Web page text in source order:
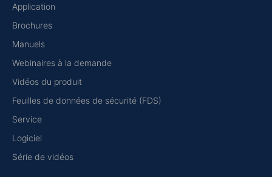
Application
Brochures
Manuels
Webinaires à la demande
Vidéos du produit
Feuilles de données de sécurité (FDS)
Service
Logiciel
Série de vidéos